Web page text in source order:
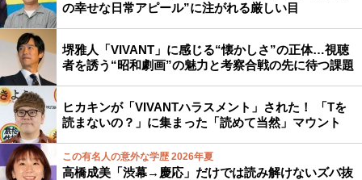
の幸せな日常アピール”に注がれる厳しい目
堺雅人「VIVANT」に感じる“懐かしさ”の正体…視聴
者を誘う“昭和劇画”の魅力と考察合戦の先に待つ課題
ヒカキンが「VIVANTハラスメント」された！ 「Tを
読まないの？」に集まった「読めて当然」マウント
この有名人の意外な学歴 2026年夏
高橋成美「渋幕→慶応」だけでは読み解けないズバ抜